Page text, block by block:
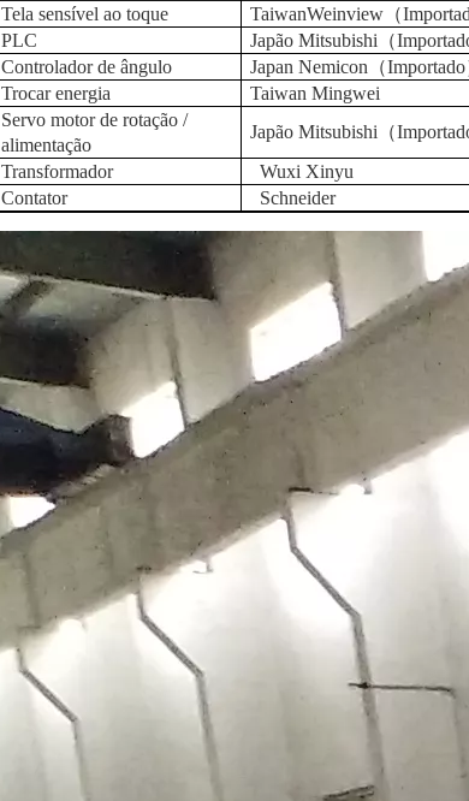
Tela sensível ao toque
TaiwanWeinview （
PLC
Japão Mitsubishi （
Controlador de ângulo
Japan Nemicon （Importado
Trocar energia
Taiwan Mingwei
Servo motor de rotação /
alimentação
Japão Mitsubishi （
Transformador
Wuxi Xinyu
Contator
Schneider